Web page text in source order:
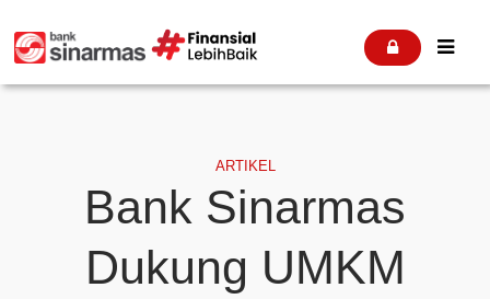
 
ARTIKEL
Bank Sinarmas
Dukung UMKM